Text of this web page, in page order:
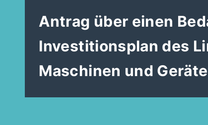
Antrag über einen
Investitionsplan des
Maschinen und Geräte